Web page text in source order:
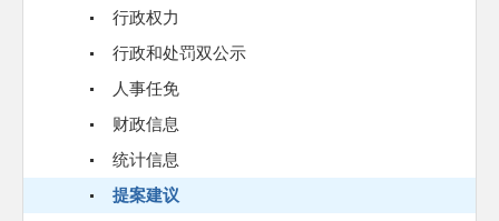
行政权力
行政和处罚双公示
人事任免
财政信息
统计信息
提案建议